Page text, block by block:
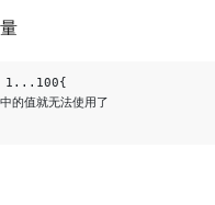
的值就无法使用了